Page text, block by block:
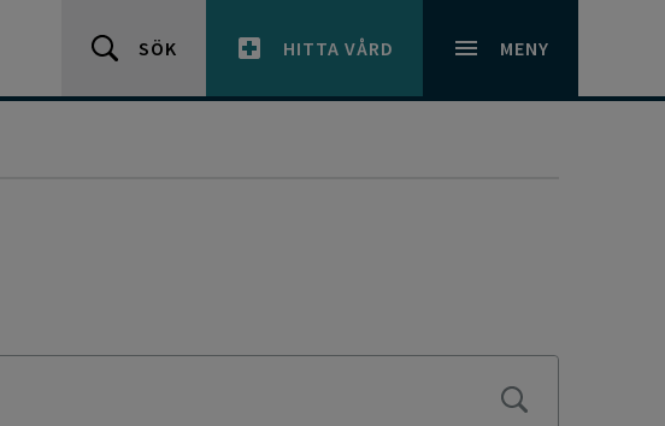
SÖK HITTA VÅRD MENY